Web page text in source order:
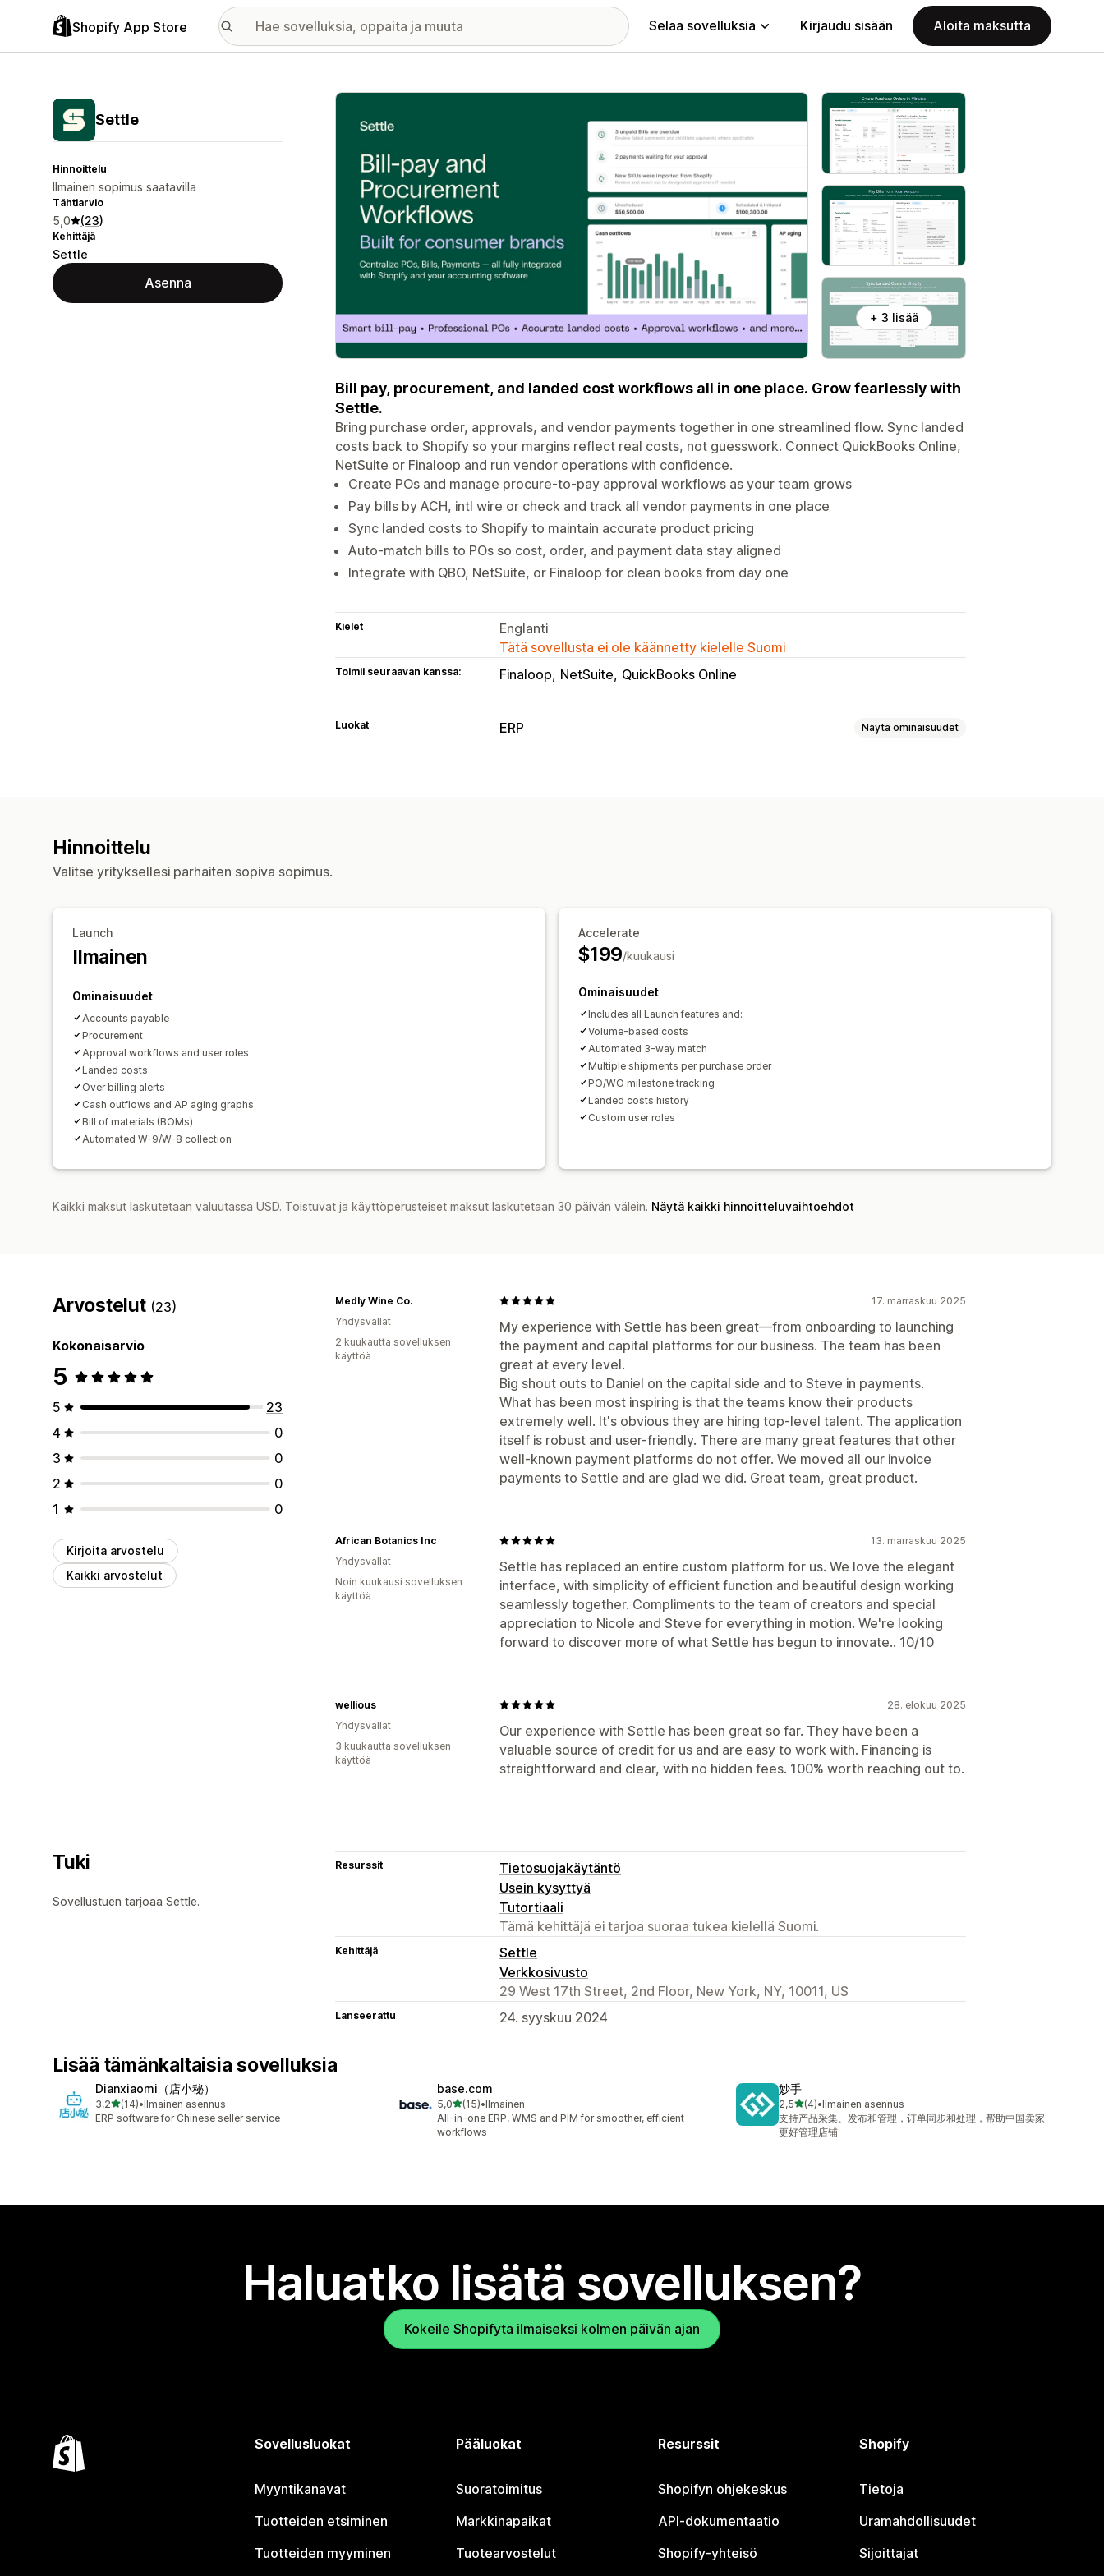
Shopify App Store Selaa sovelluksia Kirjaudu sisään Aloita maksutta
Settle
Hinnoittelu
Ilmainen sopimus saatavilla
Tähtiarvio
5,0 (23)
Kehittäjä
Settle
Asenna
Esittelykuvagalleria
+ 3 lisää
Bill pay, procurement, and landed cost workflows all in one place. Grow fearlessly with
Settle.
Bring purchase order, approvals, and vendor payments together in one streamlined flow. Sync landed
costs back to Shopify so your margins reflect real costs, not guesswork. Connect QuickBooks Online,
NetSuite or Finaloop and run vendor operations with confidence.
Create POs and manage procure-to-pay approval workflows as your team grows
Pay bills by ACH, intl wire or check and track all vendor payments in one place
Sync landed costs to Shopify to maintain accurate product pricing
Auto-match bills to POs so cost, order, and payment data stay aligned
Integrate with QBO, NetSuite, or Finaloop for clean books from day one
Kielet
Englanti
Tätä sovellusta ei ole käännetty kielelle Suomi
Toimii seuraavan kanssa: Finaloop NetSuite QuickBooks Online
Luokat ERP Näytä ominaisuudet
Hinnoittelu
Valitse yrityksellesi parhaiten sopiva sopimus.
Launch
Ilmainen
Ominaisuudet
Accounts payable
Procurement
Approval workflows and user roles
Landed costs
Over billing alerts
Cash outflows and AP aging graphs
Bill of materials (BOMs)
Automated W-9/W-8 collection
Accelerate
$199/kuukausi
Ominaisuudet
Includes all Launch features and:
Volume-based costs
Automated 3-way match
Multiple shipments per purchase order
PO/WO milestone tracking
Landed costs history
Custom user roles
Kaikki maksut laskutetaan valuutassa USD. Toistuvat ja käyttöperusteiset maksut laskutetaan 30 päivän välein. Näytä kaikki hinnoitteluvaihtoehdot
Arvostelut (23)
Kokonaisarvio
5
5
23
4
0
3
0
2
0
1
0
Kirjoita arvostelu
Kaikki arvostelut
17. marraskuu 2025
My experience with Settle has been great—from onboarding to launching
the payment and capital platforms for our business. The team has been
great at every level.
Big shout outs to Daniel on the capital side and to Steve in payments.
What has been most inspiring is that the teams know their products
extremely well. It's obvious they are hiring top-level talent. The application
itself is robust and user-friendly. There are many great features that other
well-known payment platforms do not offer. We moved all our invoice
payments to Settle and are glad we did. Great team, great product.
Medly Wine Co.
Yhdysvallat
2 kuukautta sovelluksen
käyttöä
13. marraskuu 2025
Settle has replaced an entire custom platform for us. We love the elegant
interface, with simplicity of efficient function and beautiful design working
seamlessly together. Compliments to the team of creators and special
appreciation to Nicole and Steve for everything in motion. We're looking
forward to discover more of what Settle has begun to innovate.. 10/10
African Botanics Inc
Yhdysvallat
Noin kuukausi sovelluksen
käyttöä
28. elokuu 2025
Our experience with Settle has been great so far. They have been a
valuable source of credit for us and are easy to work with. Financing is
straightforward and clear, with no hidden fees. 100% worth reaching out to.
wellious
Yhdysvallat
3 kuukautta sovelluksen
käyttöä
Tuki
Sovellustuen tarjoaa Settle.
Resurssit
Tietosuojakäytäntö
Usein kysyttyä
Tutortiaali
Tämä kehittäjä ei tarjoa suoraa tukea kielellä Suomi.
Kehittäjä
Settle
Verkkosivusto
29 West 17th Street, 2nd Floor, New York, NY, 10011, US
Lanseerattu 24. syyskuu 2024
Lisää tämänkaltaisia sovelluksia
Dianxiaomi（店小秘）
3,2/ 5 tähteä
(14)
14 arvostelua yhteensä
•Ilmainen asennus
ERP software for Chinese seller service
base.com
5,0/ 5 tähteä
(15)
15 arvostelua yhteensä
•Ilmainen
All-in-one ERP, WMS and PIM for smoother, efficient
workflows
妙手
2,5/ 5 tähteä
(4)
4 arvostelua yhteensä
•Ilmainen asennus
支持产品采集、发布和管理，订单同步和处理，帮助中国卖家
更好管理店铺
Haluatko lisätä sovelluksen?
Kokeile Shopifyta ilmaiseksi kolmen päivän ajan
Sovellusluokat
Myyntikanavat
Tuotteiden etsiminen
Tuotteiden myyminen
Pääluokat
Suoratoimitus
Markkinapaikat
Tuotearvostelut
Resurssit
Shopifyn ohjekeskus
API-dokumentaatio
Shopify-yhteisö
Shopify
Tietoja
Uramahdollisuudet
Sijoittajat